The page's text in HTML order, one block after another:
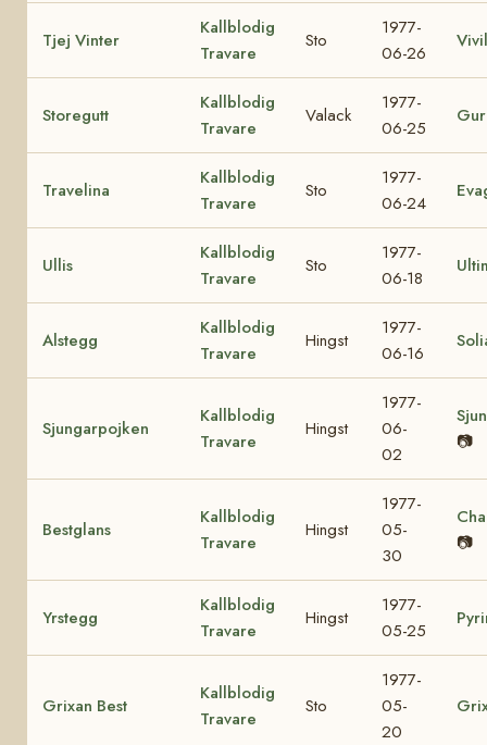
Tjej Vinter
Kallblodig
Travare
Sto
1977-
06-26
Storegutt
Kallblodig
Travare
Valack
1977-
06-25
Travelina
Kallblodig
Travare
Sto
1977-
06-24
Ullis
Kallblodig
Travare
Sto
1977-
06-18
Alstegg
Kallblodig
Travare
Hingst
1977-
06-16
Sjungarpojken
Kallblodig
Travare
Hingst
1977-
06-
02
📷
Bestglans
Kallblodig
Travare
Hingst
1977-
05-
30
📷
Yrstegg
Kallblodig
Travare
Hingst
1977-
05-25
Grixan Best
Kallblodig
Travare
Sto
1977-
05-
20